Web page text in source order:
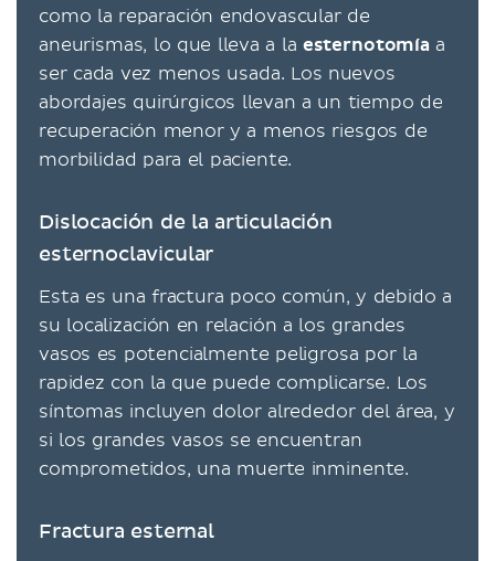
como la reparación endovascular de
aneurismas, lo que lleva a la esternotomíaa
ser cada vez menos usada. Los nuevos
abordajes quirúrgicos llevan a un tiempo de
recuperación menor y a menos riesgos de
morbilidad para el paciente.
Dislocación de la articulación
esternoclavicular
Esta es una fractura poco común, y debido a
su localización en relación a los grandes
vasos es potencialmente peligrosa por la
rapidez con la que puede complicarse. Los
síntomas incluyen dolor alrededor del área, y
si los grandes vasos se encuentran
comprometidos, una muerte inminente.
Fractura esternal